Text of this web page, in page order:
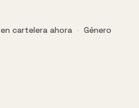
en cartelera ahora · Género